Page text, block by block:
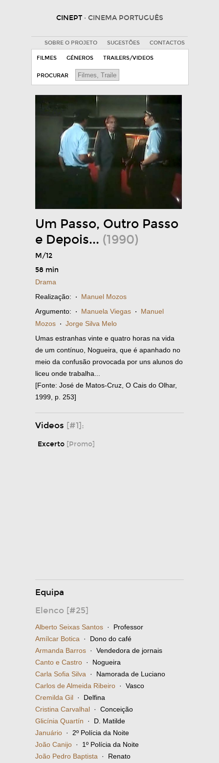
CINEPT · CINEMA PORTUGUÊS
SOBRE O PROJETO SUGESTÕES CONTACTOS
FILMES GÉNEROS TRAILERS/VIDEOS
PROCURAR
Um Passo, Outro Passo
e Depois... (1990)
M/12
58 min
Drama
Realização: · Manuel Mozos
Argumento: · Manuela Viegas · Manuel
Mozos · Jorge Silva Melo
Umas estranhas vinte e quatro horas na vida
de um contínuo, Nogueira, que é apanhado no
meio da confusão provocada por uns alunos do
liceu onde trabalha...
[Fonte: José de Matos-Cruz, O Cais do Olhar,
1999, p. 253]
Videos [#1]:
Excerto [Promo]
Equipa
Elenco [#25]
Alberto Seixas Santos · Professor
Amílcar Botica · Dono do café
Armanda Barros · Vendedora de jornais
Canto e Castro · Nogueira
Carla Sofia Silva · Namorada de Luciano
Carlos de Almeida Ribeiro · Vasco
Cremilda Gil · Delfina
Cristina Carvalhal · Conceição
Glicínia Quartín · D. Matilde
Januário · 2º Polícia da Noite
João Canijo · 1º Polícia da Noite
João Pedro Baptista · Renato